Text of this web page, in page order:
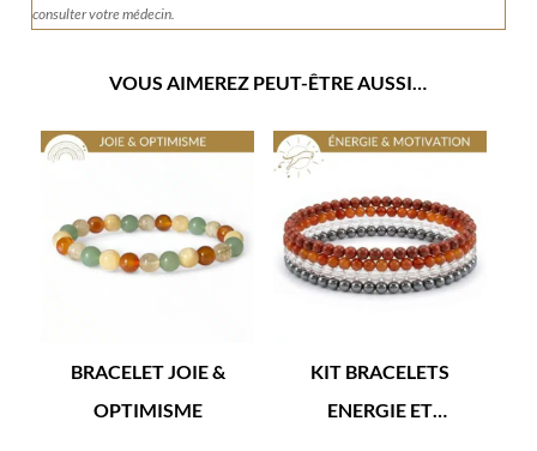
consulter votre médecin.
VOUS AIMEREZ PEUT-ÊTRE AUSSI…
BRACELET JOIE &
OPTIMISME
KIT BRACELETS
ENERGIE ET